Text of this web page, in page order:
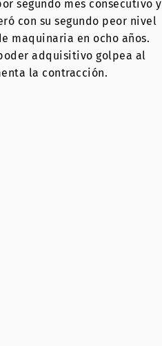
segundo mes consecutivo y
con su segundo peor nivel
maquinaria en ocho años.
adquisitivo golpea al
la contracción.